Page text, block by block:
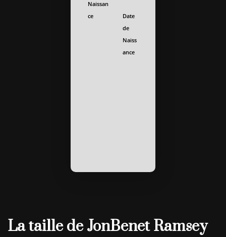
Naissan
ce
Date
de
Naiss
ance
La taille de JonBenet Ramsey